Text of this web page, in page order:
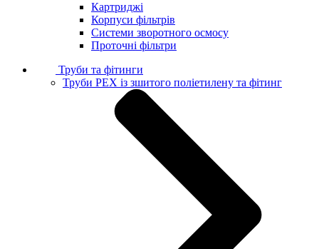
Картриджі
Корпуси фільтрів
Системи зворотного осмосу
Проточні фільтри
Труби та фітинги
Труби PEX із зшитого поліетилену та фітинг